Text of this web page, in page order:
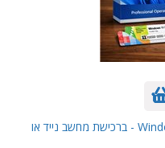
התקנת מערכת הפעלה Windows 11 Pro - ברכישת מחשב נייד או